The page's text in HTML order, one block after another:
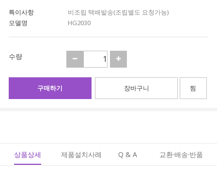
특이사항
비조립 택배발송(조립별도 요청가능)
모델명
HG2030
수량
구매하기 장바구니 찜
상품상세 제품설치사례 Q & A 교환·배송·반품